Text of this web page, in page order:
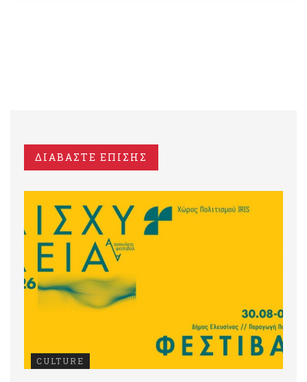
ΔΙΑΒΑΣΤΕ ΕΠΙΣΗΣ
CULTURE